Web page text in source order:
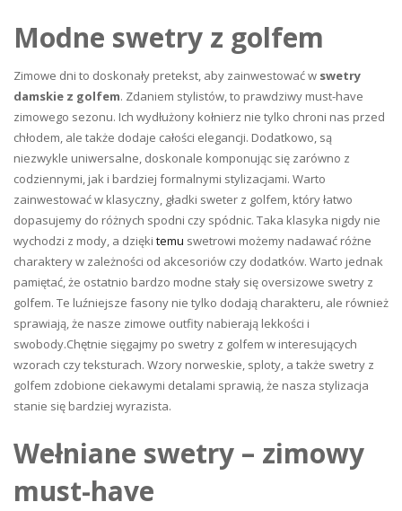
Modne swetry z golfem
Zimowe dni to doskonały pretekst, aby zainwestować w swetry
damskie z golfem. Zdaniem stylistów, to prawdziwy must-have
zimowego sezonu. Ich wydłużony kołnierz nie tylko chroni nas przed
chłodem, ale także dodaje całości elegancji. Dodatkowo, są
niezwykle uniwersalne, doskonale komponując się zarówno z
codziennymi, jak i bardziej formalnymi stylizacjami. Warto
zainwestować w klasyczny, gładki sweter z golfem, który łatwo
dopasujemy do różnych spodni czy spódnic. Taka klasyka nigdy nie
wychodzi z mody, a dzięki temu swetrowi możemy nadawać różne
charaktery w zależności od akcesoriów czy dodatków. Warto jednak
pamiętać, że ostatnio bardzo modne stały się oversizowe swetry z
golfem. Te luźniejsze fasony nie tylko dodają charakteru, ale również
sprawiają, że nasze zimowe outfity nabierają lekkości i
swobody.Chętnie sięgajmy po swetry z golfem w interesujących
wzorach czy teksturach. Wzory norweskie, sploty, a także swetry z
golfem zdobione ciekawymi detalami sprawią, że nasza stylizacja
stanie się bardziej wyrazista.
Wełniane swetry – zimowy
must-have